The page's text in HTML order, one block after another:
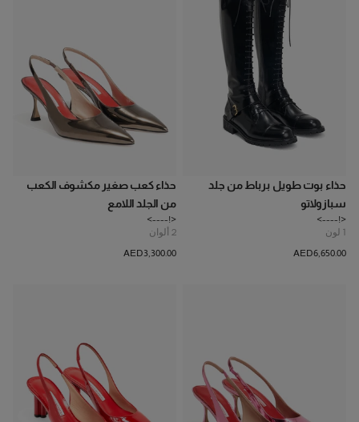
حذاء بوت طويل برباط من جلد
سبازولاتو
<!---->
1 لون
AED‌6,650.00
حذاء كعب صغير مكشوف الكعب
من الجلد اللامع
<!---->
2 ألوان
AED‌3,300.00